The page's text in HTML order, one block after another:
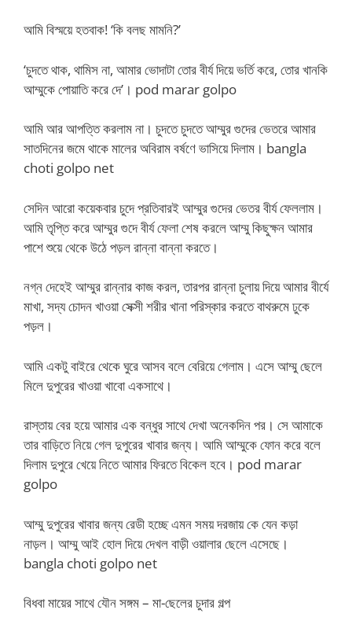
আমি বিস্ময়ে হতবাক! ‘কি বলছ মামনি?’
‘চুদতে থাক, থামিস না, আমার ভোদাটা তোর বীর্য দিয়ে ভর্তি করে, তোর খানকি
আম্মুকে পোয়াতি করে দে’। pod marar golpo
আমি আর আপত্তি করলাম না। চুদতে চুদতে আম্মুর গুদের ভেতরে আমার
সাতদিনের জমে থাকে মালের অবিরাম বর্ষণে ভাসিয়ে দিলাম। bangla
choti golpo net
সেদিন আরো কয়েকবার চুদে প্রতিবারই আম্মুর গুদের ভেতর বীর্য ফেললাম।
আমি তৃপ্তি করে আম্মুর গুদে বীর্য ফেলা শেষ করলে আম্মু কিছুক্ষন আমার
পাশে শুয়ে থেকে উঠে পড়ল রান্না বান্না করতে।
নগ্ন দেহেই আম্মুর রান্নার কাজ করল, তারপর রান্না চুলায় দিয়ে আমার বীর্যে
মাখা, সদ্য চোদন খাওয়া সেক্সী শরীর খানা পরিস্কার করতে বাথরুমে ঢুকে
পড়ল।
আমি একটু বাইরে থেকে ঘুরে আসব বলে বেরিয়ে গেলাম। এসে আম্মু ছেলে
মিলে দুপুরের খাওয়া খাবো একসাথে।
রাস্তায় বের হয়ে আমার এক বন্ধুর সাথে দেখা অনেকদিন পর। সে আমাকে
তার বাড়িতে নিয়ে গেল দুপুরের খাবার জন্য। আমি আম্মুকে ফোন করে বলে
দিলাম দুপুরে খেয়ে নিতে আমার ফিরতে বিকেল হবে। pod marar
golpo
আম্মু দুপুরের খাবার জন্য রেডী হচ্ছে এমন সময় দরজায় কে যেন কড়া
নাড়ল। আম্মু আই হোল দিয়ে দেখল বাড়ী ওয়ালার ছেলে এসেছে।
bangla choti golpo net
বিধবা মায়ের সাথে যৌন সঙ্গম – মা-ছেলের চুদার গল্প